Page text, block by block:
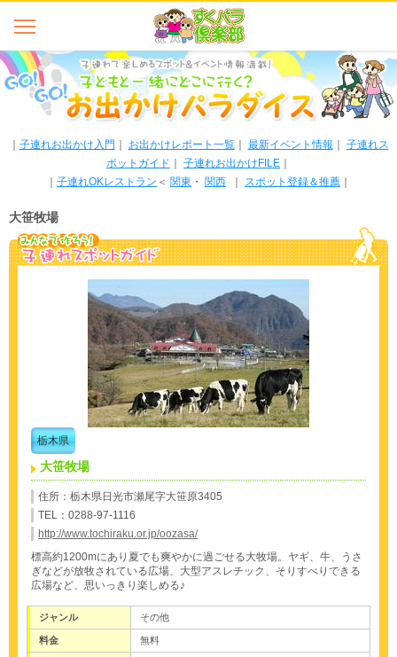
子連れお出かけ入門 お出かけレポート一覧｜ 最新イベント情報
子連れス
ポットガイド
子連れお出かけFILE
子連れOKレストラン ＜ 関東 ・ 関西 スポット登録＆推薦
大笹牧場
栃木県
大笹牧場
住所：栃木県日光市瀬尾字大笹原3405
TEL：0288-97-1116
http://www.tochiraku.or.jp/oozasa/
標高約1200mにあり夏でも爽やかに過ごせる大牧場。ヤギ、牛、うさ
ぎなどが放牧されている広場、大型アスレチック、そりすべりできる
広場など、思いっきり楽しめる♪
ジャンル その他
料金 無料